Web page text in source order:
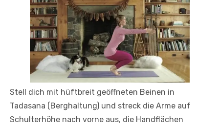
Stell dich mit hüftbreit geöffneten Beinen in
Tadasana (Berghaltung) und streck die Arme auf
Schulterhöhe nach vorne aus, die Handflächen